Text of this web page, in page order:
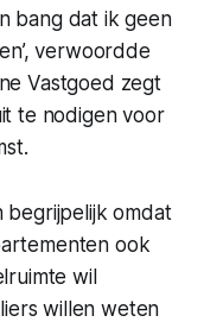
bang dat ik geen
verwoordde
Vastgoed zegt
te nodigen voor
begrijpelijk omdat
ook
wil
willen weten